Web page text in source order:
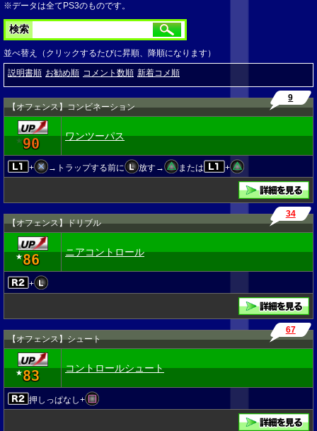
※データは全てPS3のものです。
検索
並べ替え（クリックするたびに昇順、降順になります）
説明書順 お勧め順 コメント数順 新着コメ順
【オフェンス】コンビネーション
9
★90 ワンツーパス
+ →トラップする前に 放す→ または +
【オフェンス】ドリブル
34
★86 ニアコントロール
+
【オフェンス】シュート
67
★83 コントロールシュート
押しっぱなし+